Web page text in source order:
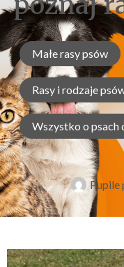
Małe rasy psów
Rasy i rodzaje
Wszystko o psach
Pupile